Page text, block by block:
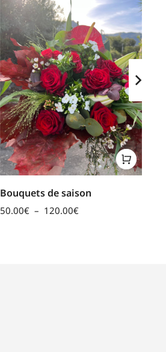
Bouquets de saison
50.00€ – 120.00€